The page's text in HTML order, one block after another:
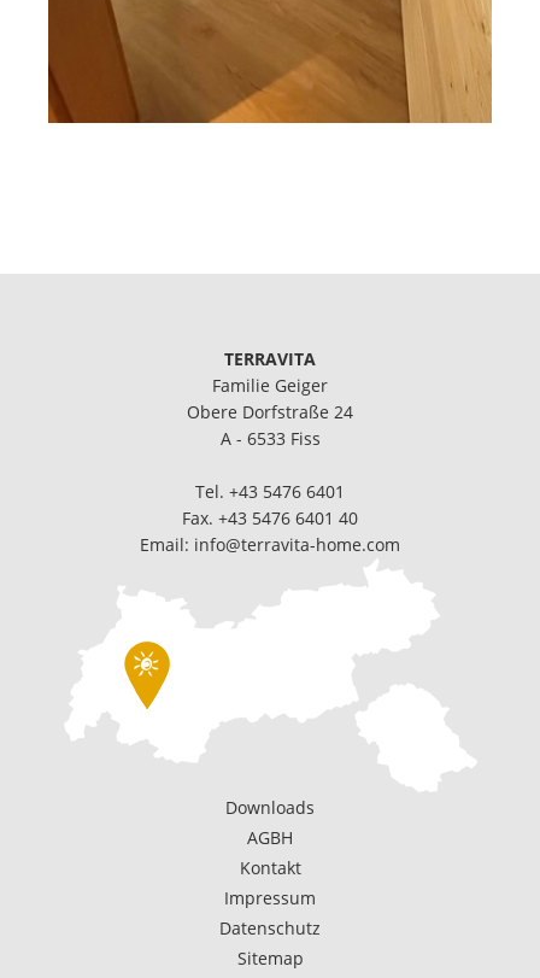
TERRAVITA
Familie Geiger
Obere Dorfstraße 24
A - 6533 Fiss
Tel. +43 5476 6401
Fax. +43 5476 6401 40
Email: info@terravita-home.com
Downloads
AGBH
Kontakt
Impressum
Datenschutz
Sitemap